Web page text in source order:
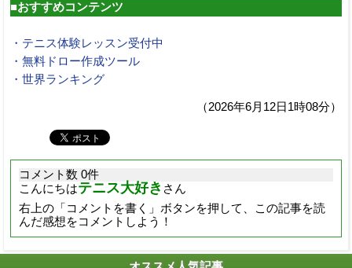
■おすすめコンテンツ
・テニス体験レッスン受付中
・無料ドロー作成ツール
・世界ランキング
（2026年6月12日1時08分）
コメント数 0件
こんにちはテニス大好き さん
右上の「コメントを書く」ボタンを押して、この記事を読
んだ感想をコメントしよう！